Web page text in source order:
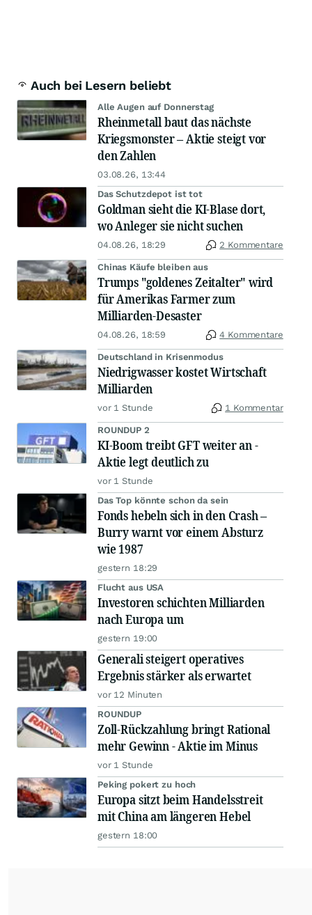
Auch bei Lesern beliebt
Alle Augen auf Donnerstag
Rheinmetall baut das nächste
Kriegsmonster – Aktie steigt vor
den Zahlen
03.08.26, 13:44
Das Schutzdepot ist tot
Goldman sieht die KI-Blase dort,
wo Anleger sie nicht suchen
04.08.26, 18:29 2 Kommentare
Chinas Käufe bleiben aus
Trumps "goldenes Zeitalter" wird
für Amerikas Farmer zum
Milliarden-Desaster
04.08.26, 18:59 4 Kommentare
Deutschland in Krisenmodus
Niedrigwasser kostet Wirtschaft
Milliarden
vor 1 Stunde 1 Kommentar
ROUNDUP 2
KI-Boom treibt GFT weiter an -
Aktie legt deutlich zu
vor 1 Stunde
Das Top könnte schon da sein
Fonds hebeln sich in den Crash –
Burry warnt vor einem Absturz
wie 1987
gestern 18:29
Flucht aus USA
Investoren schichten Milliarden
nach Europa um
gestern 19:00
Generali steigert operatives
Ergebnis stärker als erwartet
vor 12 Minuten
ROUNDUP
Zoll-Rückzahlung bringt Rational
mehr Gewinn - Aktie im Minus
vor 1 Stunde
Peking pokert zu hoch
Europa sitzt beim Handelsstreit
mit China am längeren Hebel
gestern 18:00